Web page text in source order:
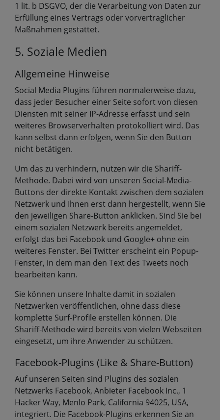
1 lit. b DSGVO, der die Verarbeitung von Daten zur
Erfüllung eines Vertrags oder vorvertraglicher
Maßnahmen gestattet.
5. Soziale Medien
Allgemeine Hinweise
Social Media Plugins führen normalerweise dazu,
dass jeder Besucher einer Seite sofort von diesen
Diensten mit seiner IP-Adresse erfasst und sein
weiteres Browserverhalten protokolliert wird. Das
kann selbst dann erfolgen, wenn Sie den Button
nicht betätigen.
Um das zu verhindern, nutzen wir die Shariff-
Methode. Dabei wird von unseren Social-Media-
Buttons der direkte Kontakt zwischen dem sozialen
Netzwerk und Ihnen erst dann hergestellt, wenn Sie
den jeweiligen Share-Button anklicken. Sind Sie bei
einem sozialen Netzwerk bereits angemeldet,
erfolgt das bei Facebook und Google+ ohne ein
weiteres Fenster. Bei Twitter erscheint ein Popup-
Fenster, in dem man den Text des Tweets noch
bearbeiten kann.
Sie können unsere Inhalte damit in sozialen
Netzwerken veröffentlichen, ohne dass diese
komplette Surf-Profile erstellen können. Die
Shariff-Methode wird bereits von vielen Webseiten
eingesetzt, um ihre Anwender zu schützen.
Facebook-Plugins (Like & Share-Button)
Auf unseren Seiten sind Plugins des sozialen
Netzwerks Facebook, Anbieter Facebook Inc., 1
Hacker Way, Menlo Park, California 94025, USA,
integriert. Die Facebook-Plugins erkennen Sie an